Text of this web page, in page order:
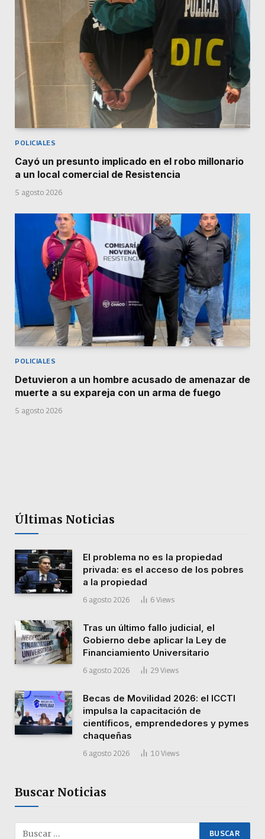
POLICIALES
Cayó un presunto implicado en el robo millonario
a un local comercial de Resistencia
5 agosto 2026
POLICIALES
Detuvieron a un hombre acusado de amenazar de
muerte a su expareja con un arma de fuego
5 agosto 2026
Últimas Noticias
El problema no es la propiedad
privada: es el acceso de los pobres
a la propiedad
6 agosto 2026 6 Views
Tras un último fallo judicial, el
Gobierno debe aplicar la Ley de
Financiamiento Universitario
6 agosto 2026 29 Views
Becas de Movilidad 2026: el ICCTI
impulsa la capacitación de
científicos, emprendedores y pymes
chaqueñas
6 agosto 2026 10 Views
Buscar Noticias